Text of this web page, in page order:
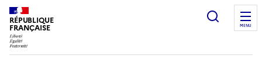
RÉPUBLIQUE
FRANÇAISE
Ouvrir
MENU